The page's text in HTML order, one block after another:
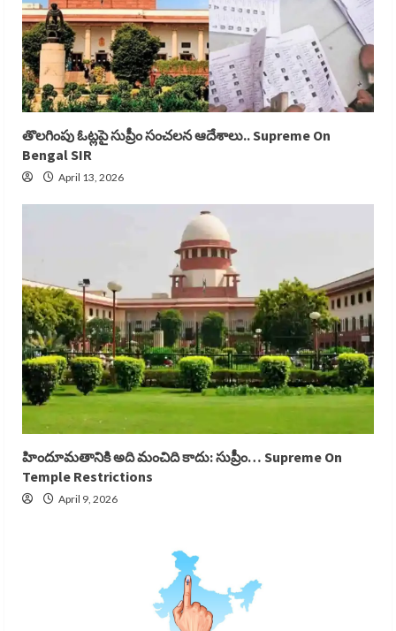
తొలగింపు ఓట్లపై సుప్రీం సంచలన ఆదేశాలు.. Supreme On
Bengal SIR
April 13, 2026
హిందూమతానికి అది మంచిది కాదు: సుప్రీం… Supreme On
Temple Restrictions
April 9, 2026